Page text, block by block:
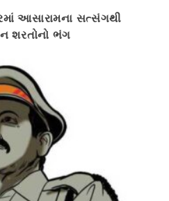
આસારામના સત્સંગથી
શરતોનો ભંગ